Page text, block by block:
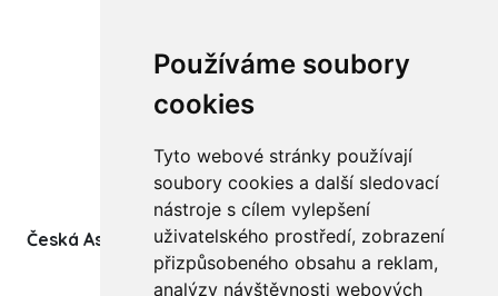
Používáme soubory
cookies
Tyto webové stránky používají
soubory cookies a další sledovací
nástroje s cílem vylepšení
uživatelského prostředí, zobrazení
přizpůsobeného obsahu a reklam,
analýzy návštěvnosti webových
Články
Kurzy a workshopy
Sídlo ČADBT
Česká Asociace Dětských Bobath Terapeutů spolek
(z.s.)